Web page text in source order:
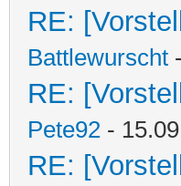
RE:
Battlewurscht
RE:
Pete92 -
RE: